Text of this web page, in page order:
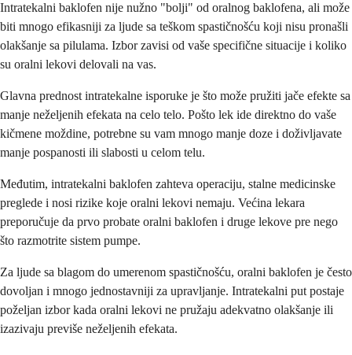
Intratekalni baklofen nije nužno "bolji" od oralnog baklofena, ali može
biti mnogo efikasniji za ljude sa teškom spastičnošću koji nisu pronašli
olakšanje sa pilulama. Izbor zavisi od vaše specifične situacije i koliko
su oralni lekovi delovali na vas.
Glavna prednost intratekalne isporuke je što može pružiti jače efekte sa
manje neželjenih efekata na celo telo. Pošto lek ide direktno do vaše
kičmene moždine, potrebne su vam mnogo manje doze i doživljavate
manje pospanosti ili slabosti u celom telu.
Međutim, intratekalni baklofen zahteva operaciju, stalne medicinske
preglede i nosi rizike koje oralni lekovi nemaju. Većina lekara
preporučuje da prvo probate oralni baklofen i druge lekove pre nego
što razmotrite sistem pumpe.
Za ljude sa blagom do umerenom spastičnošću, oralni baklofen je često
dovoljan i mnogo jednostavniji za upravljanje. Intratekalni put postaje
poželjan izbor kada oralni lekovi ne pružaju adekvatno olakšanje ili
izazivaju previše neželjenih efekata.